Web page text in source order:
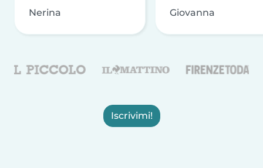
Nerina Giovanna
Iscrivimi!